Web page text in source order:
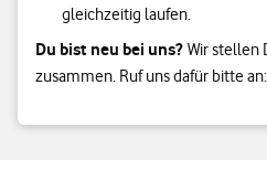
gleichzeitig laufen.
Du bist neu bei uns?Wir stellen
zusammen. Ruf uns dafür bitte an: